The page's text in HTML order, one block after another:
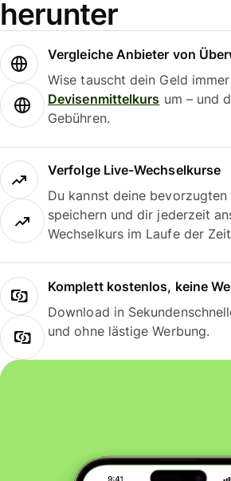
herunter
Vergleiche Anbieter von
Wise tauscht dein Geld
Devisenmittelkurs um – und
Gebühren.
Verfolge Live-Wechselkurse
Du kannst deine bevorzugten
speichern und dir jederzeit
Wechselkurs im Laufe der
Komplett kostenlos, keine
Download in
und ohne lästige Werbung.